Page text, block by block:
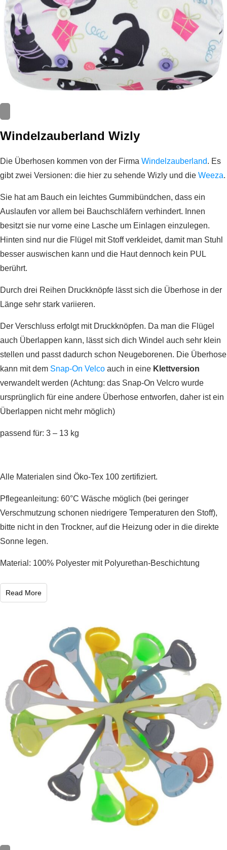
Windelzauberland Wizly
Die Überhosen kommen von der Firma Windelzauberland. Es
gibt zwei Versionen: die hier zu sehende Wizly und die Weeza.
Sie hat am Bauch ein leichtes Gummibündchen, dass ein
Auslaufen vor allem bei Bauchschläfern verhindert. Innen
besitzt sie nur vorne eine Lasche um Einlagen einzulegen.
Hinten sind nur die Flügel mit Stoff verkleidet, damit man Stuhl
besser auswischen kann und die Haut dennoch kein PUL
berührt.
Durch drei Reihen Druckknöpfe lässt sich die Überhose in der
Länge sehr stark variieren.
Der Verschluss erfolgt mit Druckknöpfen. Da man die Flügel
auch Überlappen kann, lässt sich dich Windel auch sehr klein
stellen und passt dadurch schon Neugeborenen. Die Überhose
kann mit dem Snap-On Velco auch in eine Klettversion
verwandelt werden (Achtung: das Snap-On Velcro wurde
ursprünglich für eine andere Überhose entworfen, daher ist ein
Überlappen nicht mehr möglich)
passend für: 3 – 13 kg
Alle Materialen sind Öko-Tex 100 zertifiziert.
Pflegeanleitung: 60°C Wäsche möglich (bei geringer
Verschmutzung schonen niedrigere Temperaturen den Stoff),
bitte nicht in den Trockner, auf die Heizung oder in die direkte
Sonne legen.
Material: 100% Polyester mit Polyurethan-Beschichtung
Read More